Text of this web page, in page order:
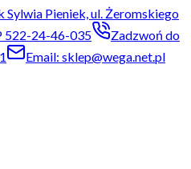
Sylwia Pieniek, ul. Żeromskiego
522-24-46-035
Zadzwoń do
Email: sklep@wega.net.pl